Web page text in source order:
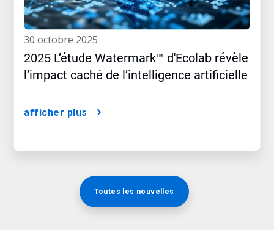
30 octobre 2025
2025 L’étude Watermark™ d'Ecolab révèle
l’impact caché de l’intelligence artificielle
afficher plus
Toutes les nouvelles